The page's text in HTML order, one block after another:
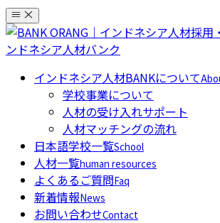
コ
ン
テ
インドネシア人材BANKについて
学校事業について
人材の受け入れサポート
人材マッチングの流れ
日本語学校一覧School
人材一覧human resources
よくあるご質問Faq
新着情報News
お問い合わせContact